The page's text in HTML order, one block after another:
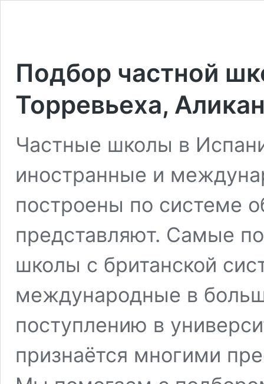
Подбор частной
Торревьеха,
Частные школы в
иностранные и
построены по системе
представляют. Самые
школы с британской
международные в
поступлению в
признаётся многими